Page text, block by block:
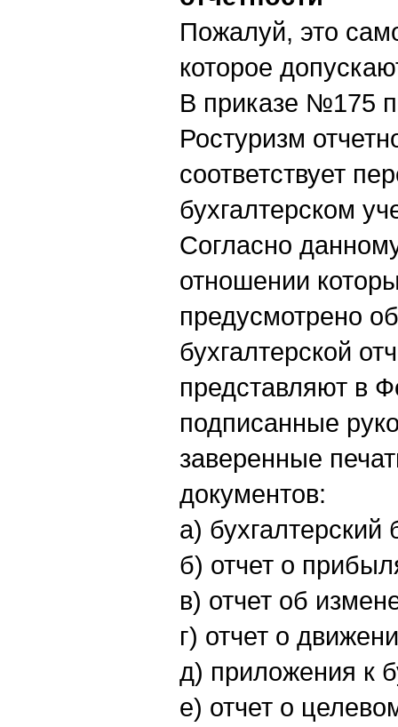
Пожалуй, это
которое
В приказе №175
Ростуризм
соответствует
бухгалтерском
Согласно
отношении
предусмотрено
бухгалтерской
представляют в
подписанные
заверенные
документов:
а) бухгалтерский
б) отчет о
в) отчет об
г) отчет о
д) приложения к
е) отчет о